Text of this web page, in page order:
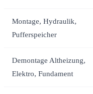
Montage, Hydraulik,
Pufferspeicher
Demontage Altheizung,
Elektro, Fundament